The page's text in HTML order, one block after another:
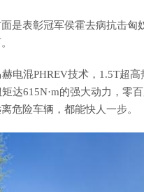
是表彰冠军侯霍去病抗击匈
电混PHREV技术，1.5T超
达615N·m的强大动力，零
危险车辆，都能快人一步。